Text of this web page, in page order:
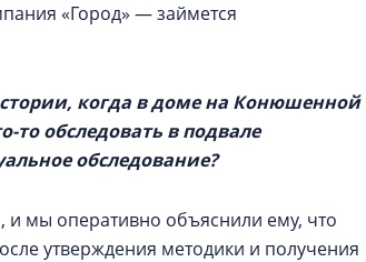
«Город» — займется
когда в доме на Конюшенной
то обследовать в подвале
обследование?
и мы оперативно объяснили ему, что
утверждения методики и получения